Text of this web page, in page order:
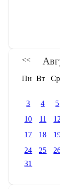
<<
Пн Вт Ср
3
4 5
10
11 12
17
18
24
25
31